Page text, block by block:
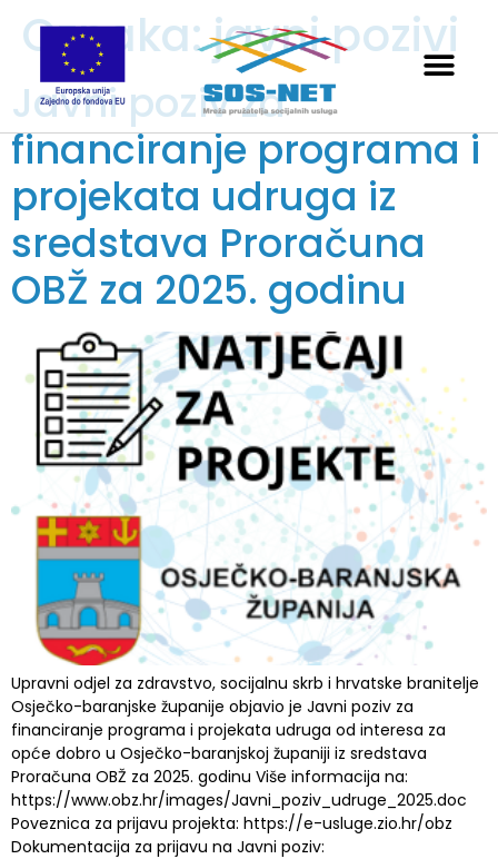
Oznaka:javni pozivi
Javni poziv za
financiranje programa i
projekata udruga iz
sredstava Proračuna
OBŽ za 2025. godinu
Upravni odjel za zdravstvo, socijalnu skrb i hrvatske branitelje
Osječko-baranjske županije objavio je Javni poziv za
financiranje programa i projekata udruga od interesa za
opće dobro u Osječko-baranjskoj županiji iz sredstava
Proračuna OBŽ za 2025. godinu Više informacija na:
https://www.obz.hr/images/Javni_poziv_udruge_2025.doc
Poveznica za prijavu projekta: https://e-usluge.zio.hr/obz
Dokumentacija za prijavu na Javni poziv: